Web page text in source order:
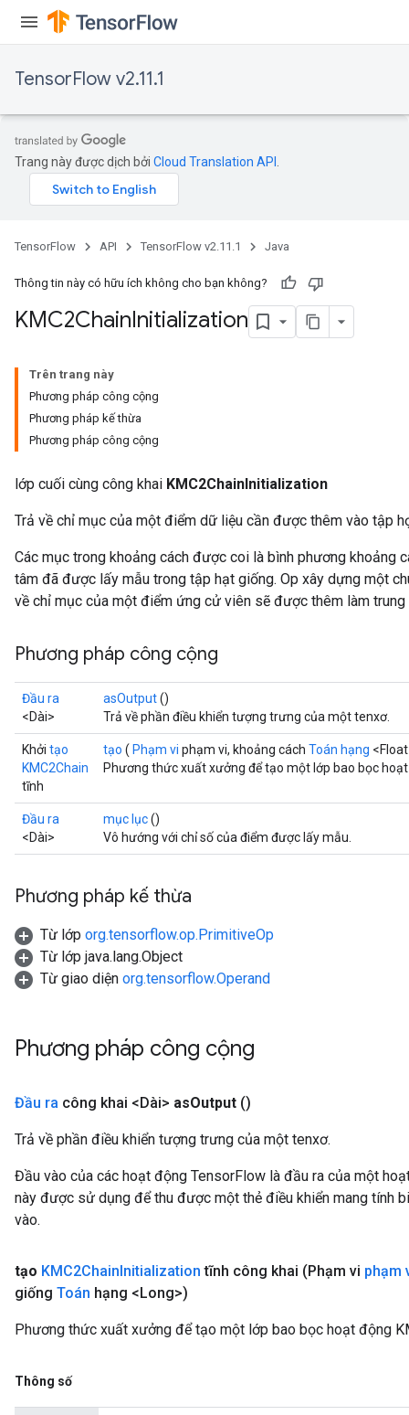
TensorFlow v2.11.1
Trang này được dịch bởi Cloud Translation API
TensorFlow API TensorFlow v2.11.1 Java
Thông tin này có hữu ích không cho bạn không?
KMC2ChainInitialization
Trên trang này
Phương pháp công cộng
Phương pháp kế thừa
Phương pháp công cộng
lớp cuối cùng công khai KMC2ChainInitialization
Trả về chỉ mục của một điểm dữ liệu cần được thêm vào tập
Các mục trong khoảng cách được coi là bình phương khoảng
tâm đã được lấy mẫu trong tập hạt giống. Op xây dựng một
về chỉ mục của một điểm ứng cử viên sẽ được thêm làm
Phương pháp công cộng
Đầu ra
<Dài>
asOutput()
Trả về phần điều khiển tượng trưng của một tenxơ.
Khởi tạo
KMC2Chain
tĩnh
tạo ( Phạm vi phạm vi, khoảng cách Toán hạng
Phương thức xuất xưởng để tạo một lớp bao bọc
Đầu ra
<Dài>
mục lục()
Vô hướng với chỉ số của điểm được lấy mẫu.
Phương pháp kế thừa
Từ lớp org.tensorflow.op.PrimitiveOp
Từ lớp java.lang.Object
Từ giao diện org.tensorflow.Operand
Phương pháp công cộng
Đầu ra công khai <Dài> asOutput ()
Trả về phần điều khiển tượng trưng của một tenxơ.
Đầu vào của các hoạt động TensorFlow là đầu ra của một
này được sử dụng để thu được một thẻ điều khiển mang tính
vào.
tạo KMC2ChainInitialization tĩnh công khai (Phạm vi phạm
giống Toán hạng <Long>)
Phương thức xuất xưởng để tạo một lớp bao bọc hoạt động
Thông số